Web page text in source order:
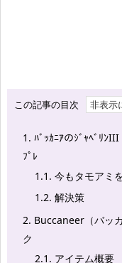
この記事の目次
1. ﾊﾞｯｶﾆｱのｼﾞｬﾍﾞﾘﾝ
ﾌﾟﾚ
1.1. 今もタモアミ
1.2. 解決策
2. Buccaneer（バッ
ク
2.1. アイテム概要